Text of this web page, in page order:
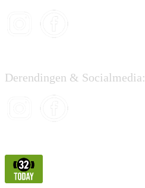
Derendingen & Socialmedia: